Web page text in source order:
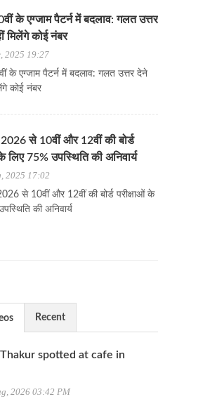
के एग्जाम पैटर्न में बदलाव: गलत उत्तर
मिलेंगे कोई नंबर
2025 19:27
के एग्जाम पैटर्न में बदलाव: गलत उत्तर देने
कोई नंबर
से 10वीं और 12वीं की बोर्ड
लिए 75% उपस्थिति की अनिवार्य
2025 17:02
से 10वीं और 12वीं की बोर्ड परीक्षाओं के
की अनिवार्य
Recent
spotted at cafe in
2026 03:42 PM